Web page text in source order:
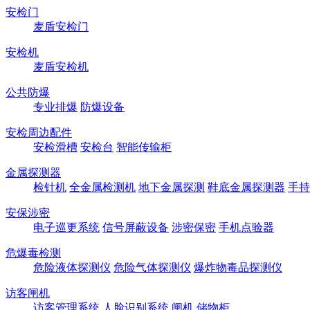
安检门
麦盾安检门
安检机
麦盾安检机
公共防爆
专业排爆 防爆设备
安检周边配件
安检滑槽 安检台 智能传输柜
金属探测器
检针机 全金属检测机 地下金属探测 鞋底金属探测器 手
安保涉密
电子巡更系统 信号屏蔽设备 涉密保密 手机点验器
危爆毒检测
危险液体探测仪 危险气体探测仪 爆炸物毒品探测仪
访客闸机